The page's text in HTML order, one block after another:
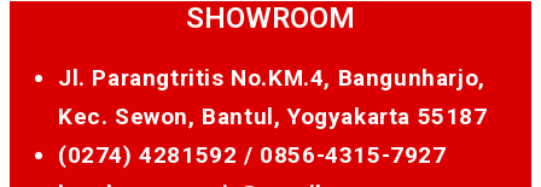
SHOWROOM
Jl. Parangtritis No.KM.4, Bangunharjo,
Kec. Sewon, Bantul, Yogyakarta 55187
(0274) 4281592 / 0856-4315-7927